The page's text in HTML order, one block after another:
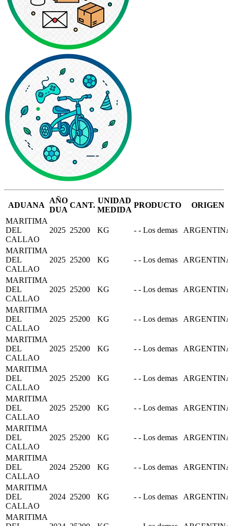
ADUANA
AÑO
DUA
CANT.
UNIDAD
MEDIDA
PRODUCTO
ORIGEN
MARITIMA
DEL
CALLAO
2025 25200 KG - - Los demas
MARITIMA
DEL
CALLAO
2025 25200 KG - - Los demas
MARITIMA
DEL
CALLAO
2025 25200 KG - - Los demas
MARITIMA
DEL
CALLAO
2025 25200 KG - - Los demas
MARITIMA
DEL
CALLAO
2025 25200 KG - - Los demas
MARITIMA
DEL
CALLAO
2025 25200 KG - - Los demas
MARITIMA
DEL
CALLAO
2025 25200 KG - - Los demas
MARITIMA
DEL
CALLAO
2025 25200 KG - - Los demas
MARITIMA
DEL
CALLAO
2024 25200 KG - - Los demas
MARITIMA
DEL
CALLAO
2024 25200 KG - - Los demas
MARITIMA